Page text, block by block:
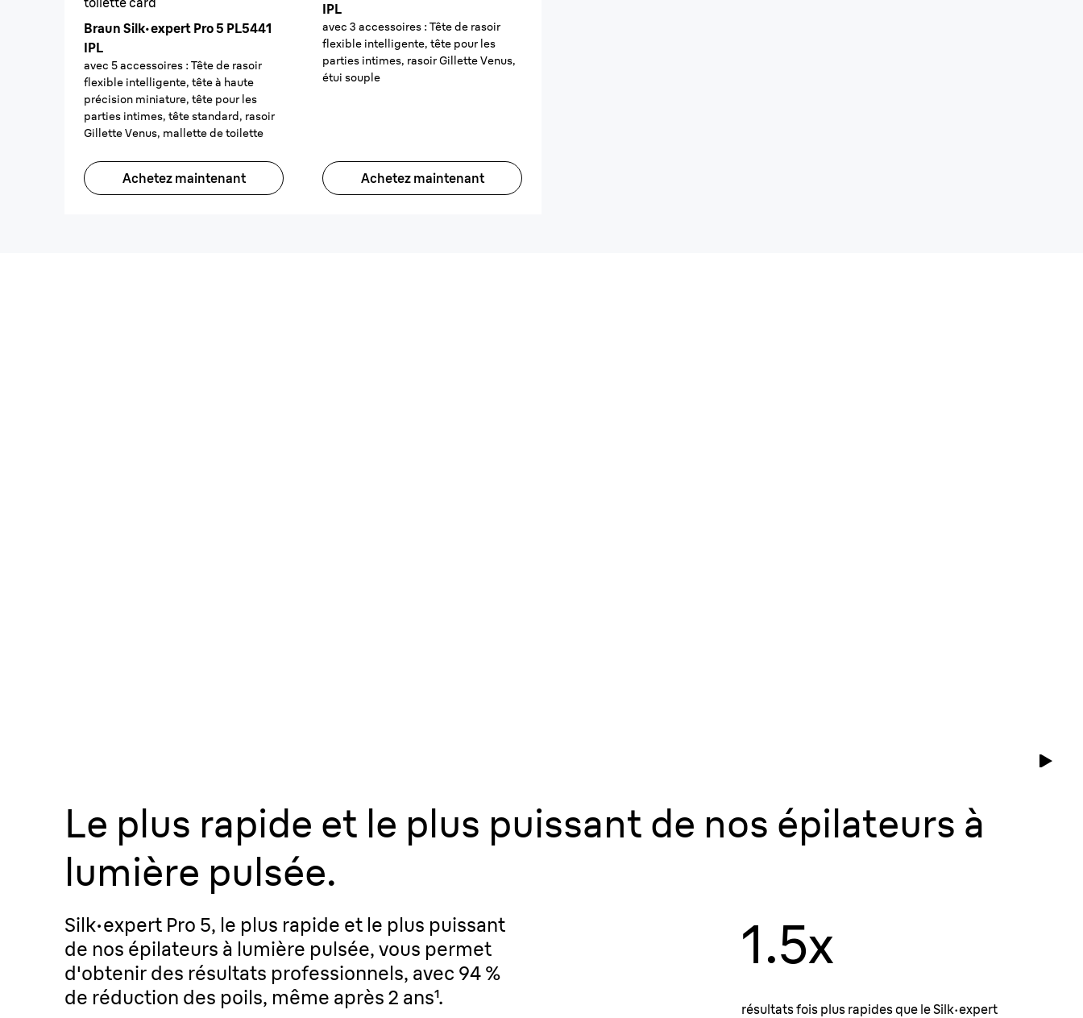
Braun Silk·expert Pro 5 PL5441
IPL
avec 5 accessoires : Tête de rasoir
flexible intelligente, tête à haute
précision miniature, tête pour les
parties intimes, tête standard, rasoir
Gillette Venus, mallette de toilette
Achetez maintenant
IPL
avec 3 accessoires : Tête de rasoir
flexible intelligente, tête pour les
parties intimes, rasoir Gillette Venus,
étui souple
Achetez maintenant
Le plus rapide et le plus puissant de nos épilateurs à
lumière pulsée.
Silk·expert Pro 5, le plus rapide et le plus puissant
de nos épilateurs à lumière pulsée, vous permet
d'obtenir des résultats professionnels, avec 94 %
de réduction des poils, même après 2 ans¹.
1.5x
résultats fois plus rapides que le Silk·expert